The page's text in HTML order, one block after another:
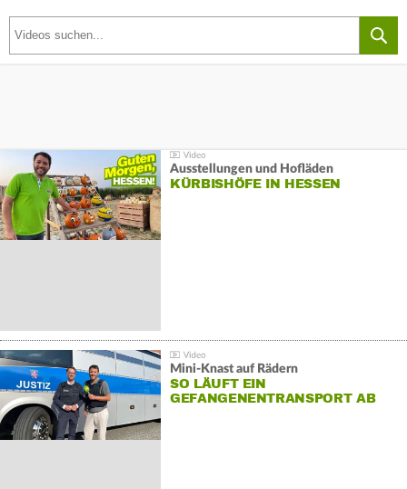
Ausstellungen und Hofläden
KÜRBISHÖFE IN HESSEN
Mini-Knast auf Rädern
SO LÄUFT EIN
GEFANGENENTRANSPORT AB